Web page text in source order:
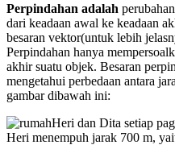
Perpindahan adalah
dari keadaan awal ke keadaan
besaran vektor(untuk lebih
Perpindahan hanya
akhir suatu objek. Besaran
mengetahui perbedaan antara
gambar dibawah ini:
Heri dan Dita setiap
Heri menempuh jarak 700 m,